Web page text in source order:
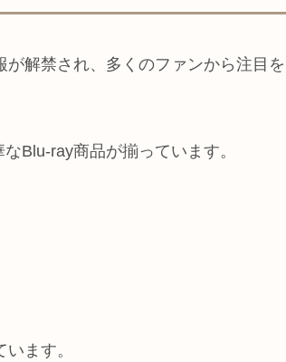
解禁され、多くのファンから注目を
Blu-ray商品が揃っています。
ます。